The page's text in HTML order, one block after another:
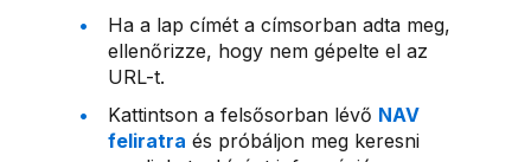
Ha a lap címét a címsorban adta meg,
ellenőrizze, hogy nem gépelte el az
URL-t.
Kattintson a felsősorban lévő NAV
feliratra és próbáljon meg keresni